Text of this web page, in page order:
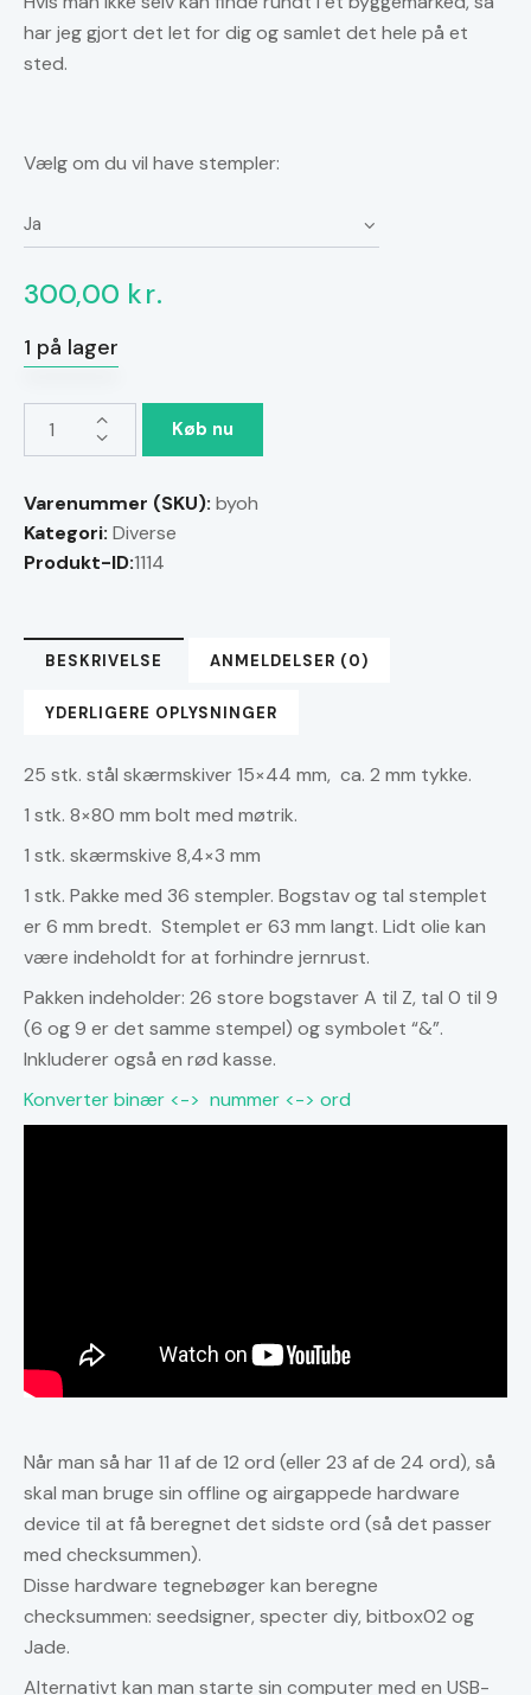
til
300,00 kr.
har jeg gjort det let for dig og samlet det hele på et
sted.
Vælg om du vil have stempler:
300,00 kr.
1 på lager
Bring
Your
Hammer
-
Cold
Wallet
antal
Køb nu
Varenummer (SKU): byoh
Kategori: Diverse
Produkt-ID:1114
BESKRIVELSE ANMELDELSER (0)
YDERLIGERE OPLYSNINGER
25 stk. stål skærmskiver 15×44 mm, ca. 2 mm tykke.
1 stk. 8×80 mm bolt med møtrik.
1 stk. skærmskive 8,4×3 mm
1 stk. Pakke med 36 stempler. Bogstav og tal stemplet
er 6 mm bredt. Stemplet er 63 mm langt. Lidt olie kan
være indeholdt for at forhindre jernrust.
Pakken indeholder: 26 store bogstaver A til Z, tal 0 til 9
(6 og 9 er det samme stempel) og symbolet “&”.
Inkluderer også en rød kasse.
Konverter binær <-> nummer <-> ord
Når man så har 11 af de 12 ord (eller 23 af de 24 ord), så
skal man bruge sin offline og airgappede hardware
device til at få beregnet det sidste ord (så det passer
med checksummen).
Disse hardware tegnebøger kan beregne
checksummen: seedsigner, specter diy, bitbox02 og
Jade.
Alternativt kan man starte sin computer med en USB-